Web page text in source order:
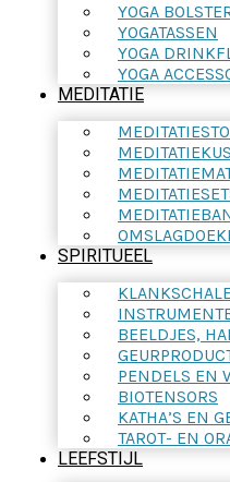
YOGA
YOGATASSEN
YOGA
YOGA
MEDITATIE
SPIRITUEEL
BEELDJES,
PENDELS EN
BIOTENSORS
KATHA’S EN
TAROT- EN
LEEFSTIJL